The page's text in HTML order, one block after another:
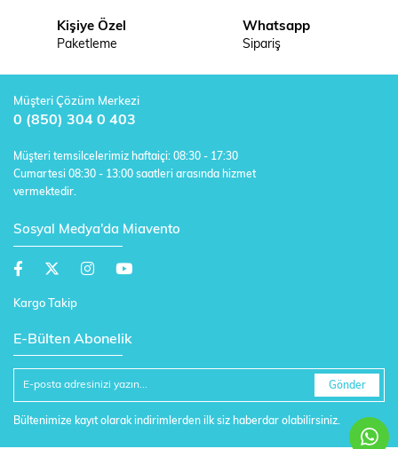
Kişiye Özel
Paketleme
Whatsapp
Sipariş
Müşteri Çözüm Merkezi
0 (850) 304 0 403
Müşteri temsilcelerimiz haftaiçi: 08:30 - 17:30
Cumartesi 08:30 - 13:00 saatleri arasında hizmet
vermektedir.
Sosyal Medya'da Miavento
Kargo Takip
E-Bülten Abonelik
Gönder
Bültenimize kayıt olarak indirimlerden ilk siz haberdar olabilirsiniz.